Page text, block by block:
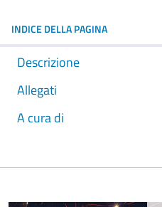
INDICE DELLA PAGINA
Descrizione
Allegati
A cura di